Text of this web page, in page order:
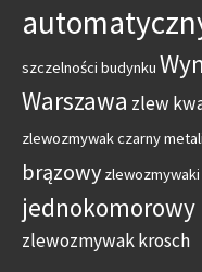
szczelności budynku
Warszawa zlew
zlewozmywak czarny
brązowy
jednokomorowy
zlewozmywak krosch